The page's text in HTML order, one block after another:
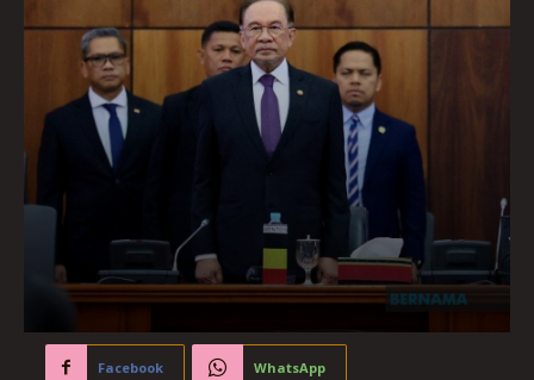
Facebook WhatsApp